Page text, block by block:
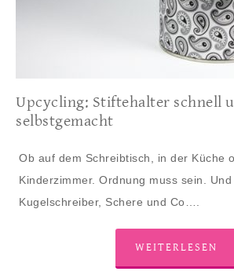
Upcycling: Stiftehalter schnell
selbstgemacht
Ob auf dem Schreibtisch, in der Küche
Kinderzimmer. Ordnung muss sein. Und
Kugelschreiber, Schere und Co….
WEITERLESEN